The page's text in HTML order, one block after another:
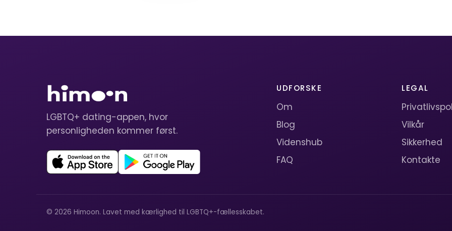
LGBTQ+ dating-appen, hvor
personligheden kommer først.
UDFORSKE
Om
Blog
Videnshub
FAQ
LEGAL
Vilkår
Sikkerhed
Kontakte
© 2026 Himoon. Lavet med kærlighed til LGBTQ+-fællesskabet.